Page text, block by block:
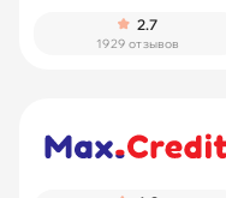
2.7
1929 отзывов